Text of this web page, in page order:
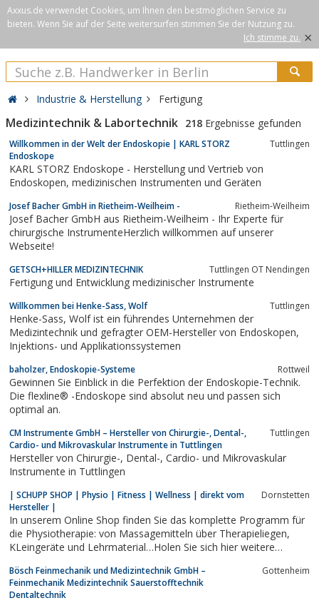
Axxus.de verwendet Cookies, um Ihnen den bestmöglichen Service zu
bieten. Wenn Sie auf der Seite weitersurfen stimmen Sie der Nutzung zu.
Ich stimme zu. ×
Industrie & Herstellung Fertigung
Medizintechnik & Labortechnik 218 Ergebnisse gefunden
Willkommen in der Welt der Endoskopie | KARL STORZ
Endoskope
Tuttlingen
KARL STORZ Endoskope - Herstellung und Vertrieb von
Endoskopen, medizinischen Instrumenten und Geräten
Josef Bacher GmbH in Rietheim-Weilheim - Rietheim-Weilheim
Josef Bacher GmbH aus Rietheim-Weilheim - Ihr Experte für
chirurgische InstrumenteHerzlich willkommen auf unserer
Webseite!
GETSCH+HILLER MEDIZINTECHNIK Tuttlingen OT Nendingen
Fertigung und Entwicklung medizinischer Instrumente
Willkommen bei Henke-Sass, Wolf Tuttlingen
Henke-Sass, Wolf ist ein führendes Unternehmen der
Medizintechnik und gefragter OEM-Hersteller von Endoskopen,
Injektions- und Applikationssystemen
baholzer, Endoskopie-Systeme Rottweil
Gewinnen Sie Einblick in die Perfektion der Endoskopie-Technik.
Die flexline® -Endoskope sind absolut neu und passen sich
optimal an.
CM Instrumente GmbH – Hersteller von Chirurgie-, Dental-,
Cardio- und Mikrovaskular Instrumente in Tuttlingen
Tuttlingen
Hersteller von Chirurgie-, Dental-, Cardio- und Mikrovaskular
Instrumente in Tuttlingen
| SCHUPP SHOP | Physio | Fitness | Wellness | direkt vom
Hersteller |
Dornstetten
In unserem Online Shop finden Sie das komplette Programm für
die Physiotherapie: von Massagemitteln über Therapieliegen,
KLeingeräte und Lehrmaterial…Holen Sie sich hier weitere
Schupp für Qualität - Made in Germany und präsentiert als…
Bösch Feinmechanik und Medizintechnik GmbH –
Feinmechanik Medizintechnik Sauerstofftechnik
Dentaltechnik
Gottenheim